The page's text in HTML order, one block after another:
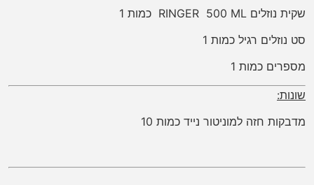
שקית נוזלים RINGER 500 ML כמות 1
סט נוזלים רגיל כמות 1
מספרים כמות 1
שונות:
מדבקות חזה למוניטור נייד כמות 10